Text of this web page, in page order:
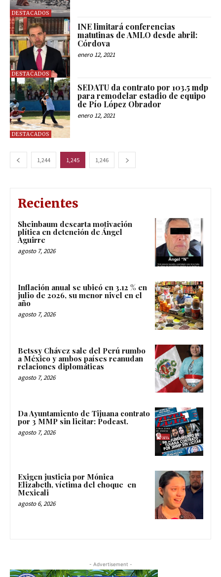
DESTACADOS
DESTACADOS
INE limitará conferencias
matutinas de AMLO desde abril:
Córdova
enero 12, 2021
DESTACADOS
SEDATU da contrato por 103.5 mdp
para remodelar estadio de equipo
de Pío López Obrador
enero 12, 2021
1,244 1,245 1,246
Recientes
Sheinbaum descarta motivación
plítica en detención de Ángel
Aguirre
agosto 7, 2026
Inflación anual se ubicó en 3.12 % en
julio de 2026, su menor nivel en el
año
agosto 7, 2026
Betssy Chávez sale del Perú rumbo
a México y ambos países reanudan
relaciones diplomáticas
agosto 7, 2026
Da Ayuntamiento de Tijuana contrato
por 3 MMP sin licitar: Podcast.
agosto 7, 2026
Exigen justicia por Mónica
Elizabeth, víctima del choque en
Mexicali
agosto 6, 2026
- Advertisement -